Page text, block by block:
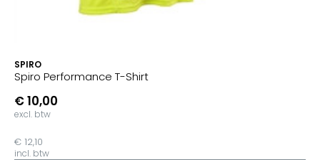
SPIRO
Spiro Performance T-Shirt
€ 10,00
excl. btw
€ 12,10
incl. btw